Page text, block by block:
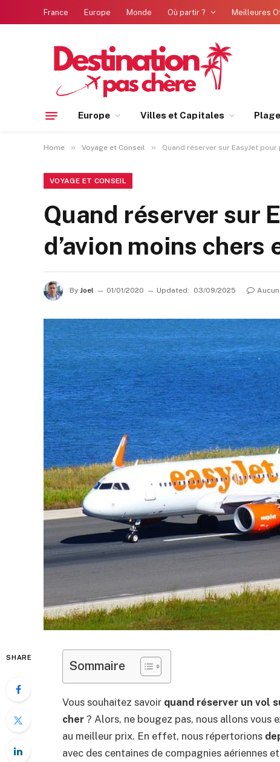
France Europe Monde Où partir ? Meilleures
Europe Villes et Capitales
Home » Voyage et Conseil » Quand réserver sur EasyJet
VOYAGE ET CONSEIL
Quand réserver sur
d’avion moins chers
By Joel 01/01/2020 Updated: 03/09/2025
SHARE
Sommaire
Vous souhaitez savoir quand réserver un vol
cher ? Alors, ne bougez pas, nous allons
au meilleur prix. En effet, nous répertorions
avec des centaines de compagnies aériennes